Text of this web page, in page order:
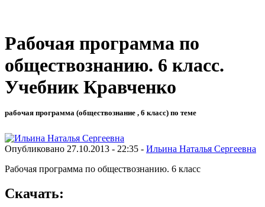
Рабочая программа по
обществознанию. 6 класс.
Учебник Кравченко
рабочая программа (обществознание , 6 класс) по теме
Опубликовано 27.10.2013 - 22:35 - Ильина Наталья Сергеевна
Рабочая программа по обществознанию. 6 класс
Скачать: